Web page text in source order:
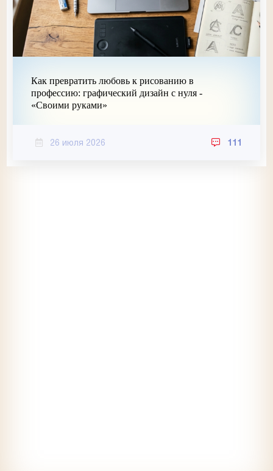
Как превратить любовь к рисованию в
профессию: графический дизайн с нуля -
«Своими руками»
26 июля 2026 111